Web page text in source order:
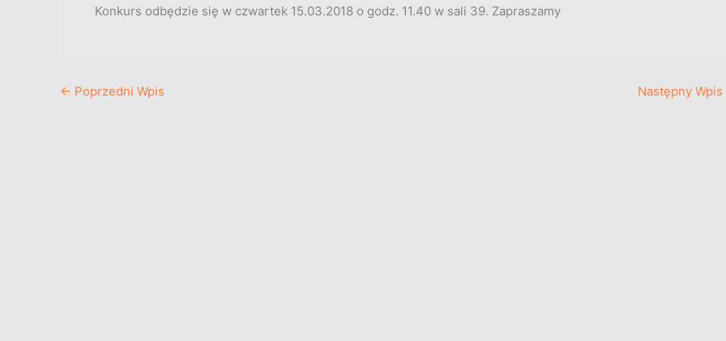
Konkurs odbędzie się w czwartek 15.03.2018 o godz. 11.40 w sali 39. Zapraszamy
← Poprzedni Wpis Następny Wpis